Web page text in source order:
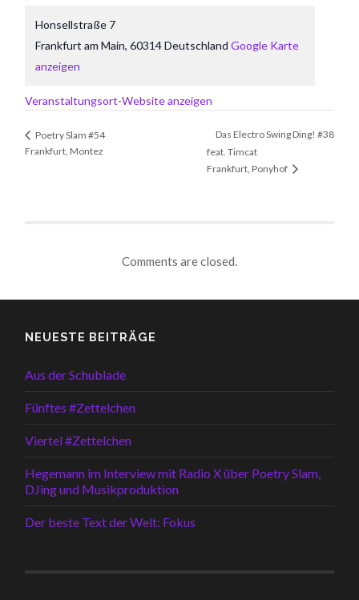
Honsellstraße 7
Frankfurt am Main, 60314Deutschland Google Karte
anzeigen
Veranstaltungsort-Website anzeigen
Poetry Slam #54
Frankfurt, Montez
Das Electro Swing Ding! #38
feat. Timcat
Frankfurt, Ponyhof
Comments are closed.
NEUESTE BEITRÄGE
Aus der Schublade
Fünftes #Zettelchen
Viertel #Zettelchen
Hegemann im Interview mit Radio X über Poetry Slam,
DJing und Musikproduktion
Der beste Text der Welt: Fokus